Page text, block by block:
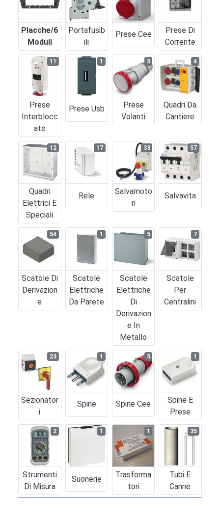
Placche/6
Moduli
Portafusib
Ili
Prese Cee
Prese Di
Corrente
Prese
Interblocc
Ate
11
Prese Usb
1
Prese
Volanti
5
Quadri Da
Cantiere
4
Quadri
Elettrici E
Speciali
12
Rele
17
Salvamoto
Ri
33
Salvavita
57
Scatole Di
Derivazion
E
54
Scatole
Elettriche
Da Parete
1
Scatole
Elettriche
Di
Derivazion
E In
Metallo
5
Scatole
Per
Centralini
7
Sezionator
I
23
Spine
1
Spine Cee
5
Spine E
Prese
1
Strumenti
Di Misura
2
Suonerie
1
Trasforma
Tori
1
Tubi E
Canne
35